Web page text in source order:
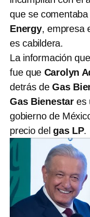
que se
Energy, empresa
es cabildera.
La información
fue que Carolyn
detrás deGas
Gas Bienestares
gobierno de
precio delgas LP.